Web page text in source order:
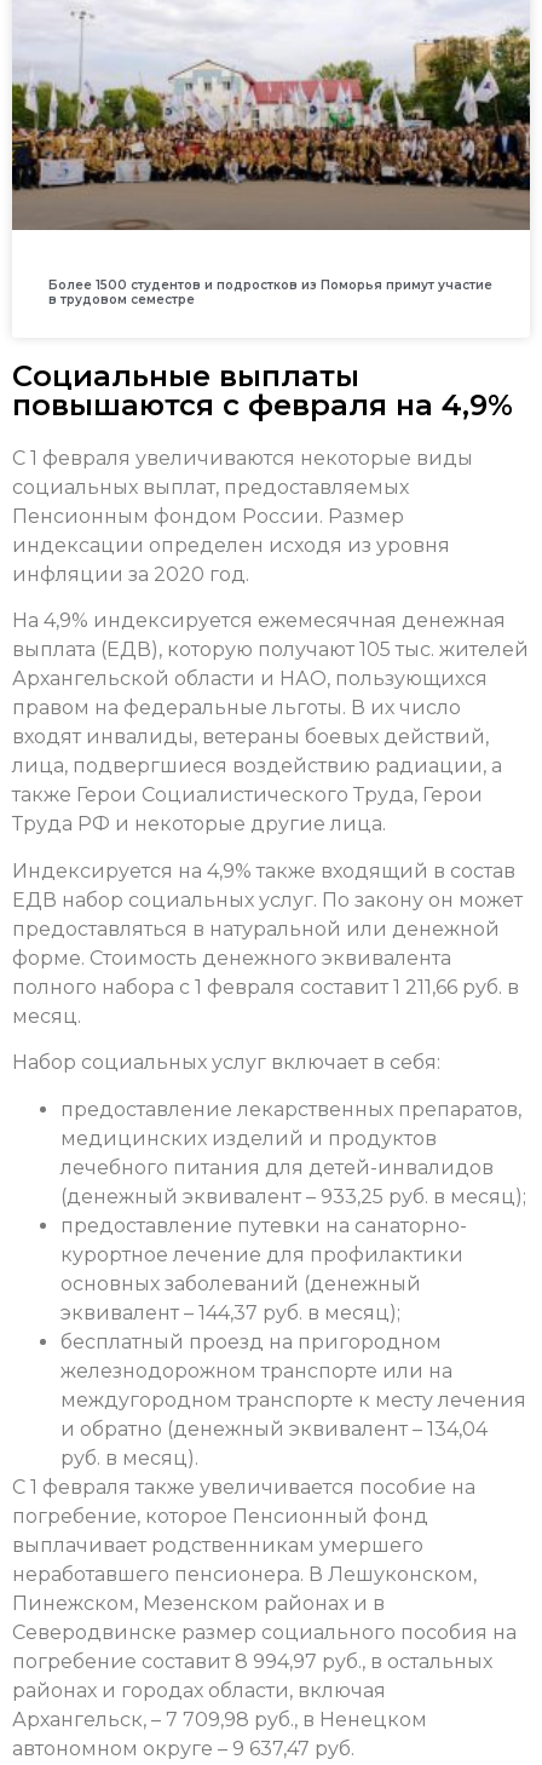
Более 1500 студентов и подростков из Поморья примут участие
в трудовом семестре
Социальные выплаты
повышаются с февраля на 4,9%
С 1 февраля увеличиваются некоторые виды
социальных выплат, предоставляемых
Пенсионным фондом России. Размер
индексации определен исходя из уровня
инфляции за 2020 год.
На 4,9% индексируется ежемесячная денежная
выплата (ЕДВ), которую получают 105 тыс. жителей
Архангельской области и НАО, пользующихся
правом на федеральные льготы. В их число
входят инвалиды, ветераны боевых действий,
лица, подвергшиеся воздействию радиации, а
также Герои Социалистического Труда, Герои
Труда РФ и некоторые другие лица.
Индексируется на 4,9% также входящий в состав
ЕДВ набор социальных услуг. По закону он может
предоставляться в натуральной или денежной
форме. Стоимость денежного эквивалента
полного набора с 1 февраля составит 1 211,66 руб. в
месяц.
Набор социальных услуг включает в себя:
предоставление лекарственных препаратов,
медицинских изделий и продуктов
лечебного питания для детей-инвалидов
(денежный эквивалент – 933,25 руб. в месяц);
предоставление путевки на санаторно-
курортное лечение для профилактики
основных заболеваний (денежный
эквивалент – 144,37 руб. в месяц);
бесплатный проезд на пригородном
железнодорожном транспорте или на
междугородном транспорте к месту лечения
и обратно (денежный эквивалент – 134,04
руб. в месяц).
С 1 февраля также увеличивается пособие на
погребение, которое Пенсионный фонд
выплачивает родственникам умершего
неработавшего пенсионера. В Лешуконском,
Пинежском, Мезенском районах и в
Северодвинске размер социального пособия на
погребение составит 8 994,97 руб., в остальных
районах и городах области, включая
Архангельск, – 7 709,98 руб., в Ненецком
автономном округе – 9 637,47 руб.